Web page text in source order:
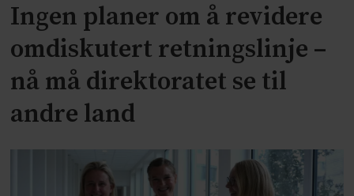
Ingen planer om å revidere
omdiskutert retningslinje –
nå må direktoratet se til
andre land